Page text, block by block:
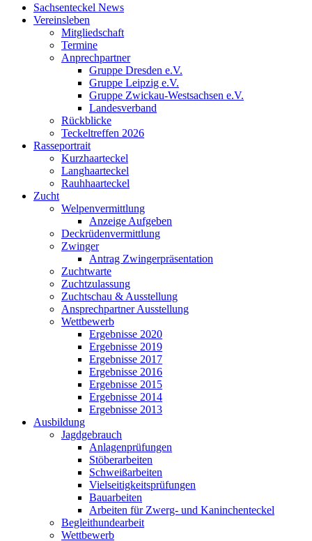
Sachsenteckel News
Vereinsleben
Mitgliedschaft
Termine
Anprechpartner
Gruppe Dresden e.V.
Gruppe Leipzig e.V.
Gruppe Zwickau-Westsachsen e.V.
Landesverband
Rückblicke
Teckeltreffen 2026
Rasseportrait
Kurzhaarteckel
Langhaarteckel
Rauhhaarteckel
Zucht
Welpenvermittlung
Anzeige Aufgeben
Deckrüdenvermittlung
Zwinger
Antrag Zwingerpräsentation
Zuchtwarte
Zuchtzulassung
Zuchtschau & Ausstellung
Ansprechpartner Ausstellung
Wettbewerb
Ergebnisse 2020
Ergebnisse 2019
Ergebnisse 2017
Ergebnisse 2016
Ergebnisse 2015
Ergebnisse 2014
Ergebnisse 2013
Ausbildung
Jagdgebrauch
Anlagenprüfungen
Stöberarbeiten
Schweißarbeiten
Vielseitigkeitsprüfungen
Bauarbeiten
Arbeiten für Zwerg- und Kaninchenteckel
Begleithundearbeit
Wettbewerb